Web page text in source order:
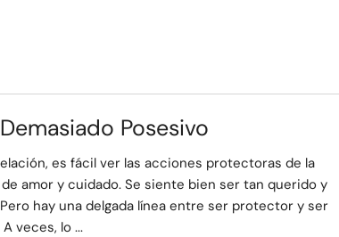
Posesivo
es fácil ver las acciones protectoras de la
amor y cuidado. Se siente bien ser tan querido y
hay una delgada línea entre ser protector y ser
veces, lo ...